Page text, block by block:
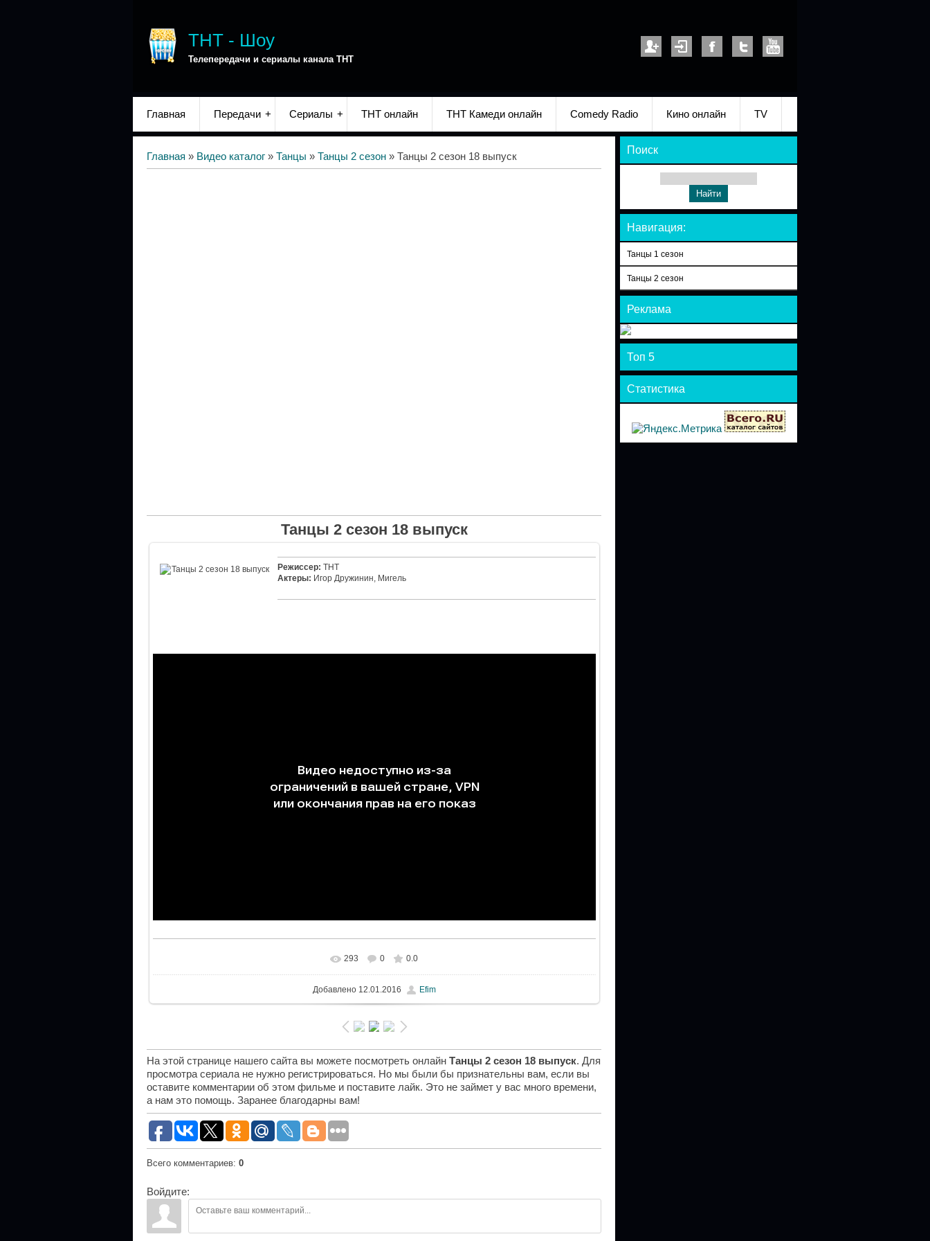
ТНТ - Шоу
Телепередачи и сериалы канала ТНТ
Главная Передачи Сериалы ТНТ онлайн ТНТ Камеди онлайн Comedy Radio Кино онлайн TV
Главная » Видео каталог » Танцы » Танцы 2 сезон » Танцы 2 сезон 18 выпуск
Танцы 2 сезон 18 выпуск
Режиссер: ТНТ
Актеры: Игор Дружинин, Мигель
293 0 0.0
Добавлено12.01.2016 Efim
На этой странице нашего сайта вы можете посмотреть онлайн Танцы 2 сезон 18 выпуск. Для
просмотра сериала не нужно регистрироваться. Но мы были бы признательны вам, если вы
оставите комментарии об этом фильме и поставите лайк. Это не займет у вас много времени,
а нам это помощь. Заранее благодарны вам!
Всего комментариев: 0
Войдите:
Поиск
Навигация:
Танцы 1 сезон
Танцы 2 сезон
Реклама
Топ 5
Статистика